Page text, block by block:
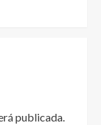
publicada.